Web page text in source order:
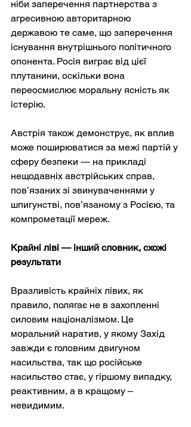
ніби заперечення партнерства з
агресивною авторитарною
державою те саме, що заперечення
існування внутрішнього політичного
опонента. Росія виграє від цієї
плутанини, оскільки вона
переосмислює моральну ясність як
істерію.
Австрія також демонструє, як вплив
може поширюватися за межі партій у
сферу безпеки — на прикладі
нещодавніх австрійських справ,
пов’язаних зі звинуваченнями у
шпигунстві, пов’язаному з Росією, та
компрометації мереж.
Крайні ліві — інший словник, схожі
результати
Вразливість крайніх лівих, як
правило, полягає не в захопленні
силовим націоналізмом. Це
моральний наратив, у якому Захід
завжди є головним двигуном
насильства, так що російське
насильство стає, у гіршому випадку,
реактивним, а в кращому –
невидимим.